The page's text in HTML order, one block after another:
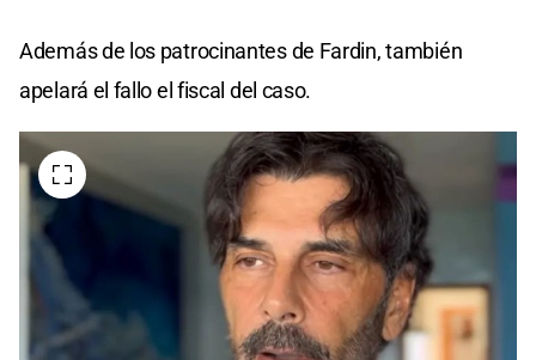
Además de los patrocinantes de Fardin, también
apelará el fallo el fiscal del caso.